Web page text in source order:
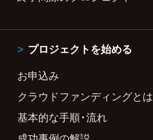
プロジェクトを始める
お申込み
クラウドファンディングとは
基本的な手順・流れ